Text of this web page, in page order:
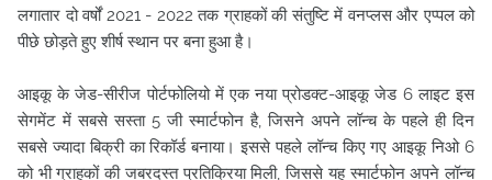
लगातार दो वर्षों 2021 - 2022 तक ग्राहकों की संतुष्टि में वनप्लस और एप्पल को
पीछे छोड़ते हुए शीर्ष स्थान पर बना हुआ है।
आइकू के जेड-सीरीज पोर्टफोलियो में एक नया प्रोडक्ट-आइकू जेड 6 लाइट इस
सेगमेंट में सबसे सस्ता 5 जी स्मार्टफोन है, जिसने अपने लॉन्च के पहले ही दिन
सबसे ज्यादा बिक्री का रिकॉर्ड बनाया। इससे पहले लॉन्च किए गए आइकू निओ 6
को भी ग्राहकों की जबरदस्त प्रतिक्रिया मिली, जिससे यह स्मार्टफोन अपने लॉन्च